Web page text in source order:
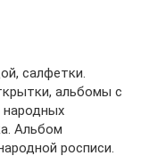
салфетки.
альбомы с
Альбом
росписи.